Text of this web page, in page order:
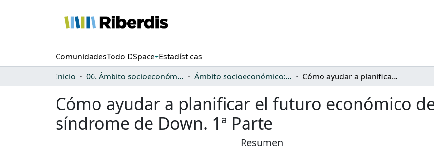
ComunidadesTodo DSpace Estadísticas
Inicio
06. Ámbito socioeconómico: protección, gasto y desigualdad Ámbito socioeconómico: protección, gasto y desigualdad Cómo ayudar a planificar el futuro económico de una persona con síndrome de Down. 1ª Parte
Cómo ayudar a planificar el futuro económico
síndrome de Down. 1ª Parte
Resumen